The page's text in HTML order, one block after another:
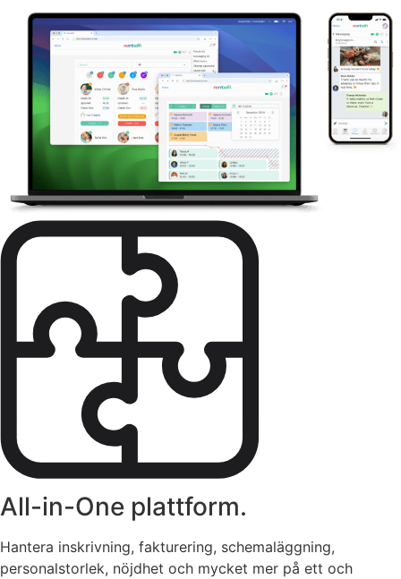
All-in-One plattform.
Hantera inskrivning, fakturering, schemaläggning,
personalstorlek, nöjdhet och mycket mer på ett och